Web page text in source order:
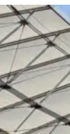
rigtige
februar 12, 2026
En guide til